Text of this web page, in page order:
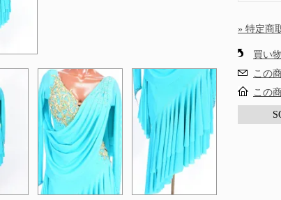
» 特定商
買い
この
この